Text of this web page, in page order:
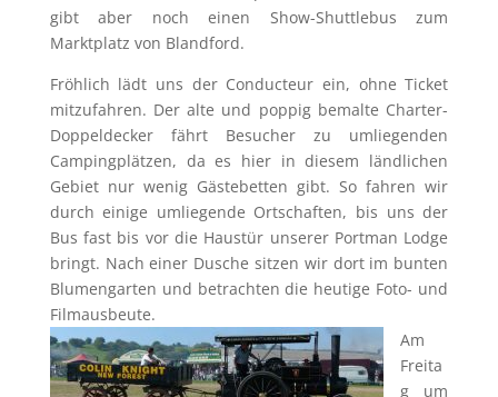
gibt aber noch einen Show-Shuttlebus zum
Marktplatz von Blandford.
Fröhlich lädt uns der Conducteur ein, ohne Ticket
mitzufahren. Der alte und poppig bemalte Charter-
Doppeldecker fährt Besucher zu umliegenden
Campingplätzen, da es hier in diesem ländlichen
Gebiet nur wenig Gästebetten gibt. So fahren wir
durch einige umliegende Ortschaften, bis uns der
Bus fast bis vor die Haustür unserer Portman Lodge
bringt. Nach einer Dusche sitzen wir dort im bunten
Blumengarten und betrachten die heutige Foto- und
Filmausbeute.
Am
Freita
g um